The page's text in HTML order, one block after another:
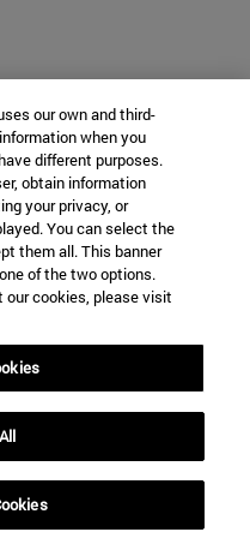
our own and third-
when you
different purposes.
obtain information
your privacy, or
You can select the
them all. This banner
of the two options.
our cookies, please visit